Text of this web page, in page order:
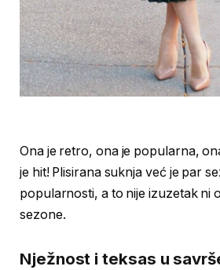
Ona je retro, ona je popularna,
je hit! Plisirana suknja već je par
popularnosti, a to nije izuzetak ni
sezone.
Nježnost i teksas u